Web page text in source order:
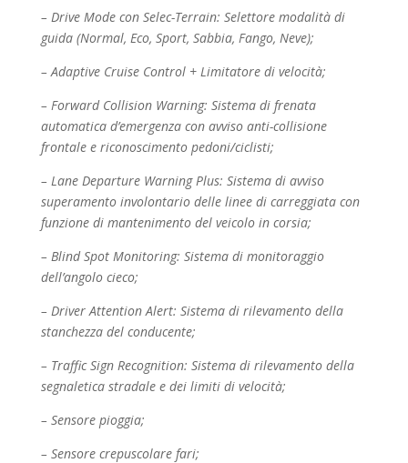
– Drive Mode con Selec-Terrain: Selettore modalità di
guida (Normal, Eco, Sport, Sabbia, Fango, Neve);
– Adaptive Cruise Control + Limitatore di velocità;
– Forward Collision Warning: Sistema di frenata
automatica d’emergenza con avviso anti-collisione
frontale e riconoscimento pedoni/ciclisti;
– Lane Departure Warning Plus: Sistema di avviso
superamento involontario delle linee di carreggiata con
funzione di mantenimento del veicolo in corsia;
– Blind Spot Monitoring: Sistema di monitoraggio
dell’angolo cieco;
– Driver Attention Alert: Sistema di rilevamento della
stanchezza del conducente;
– Traffic Sign Recognition: Sistema di rilevamento della
segnaletica stradale e dei limiti di velocità;
– Sensore pioggia;
– Sensore crepuscolare fari;